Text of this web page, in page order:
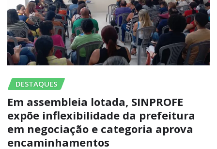
DESTAQUES
Em assembleia lotada, SINPROFE
expõe inflexibilidade da prefeitura
em negociação e categoria aprova
encaminhamentos